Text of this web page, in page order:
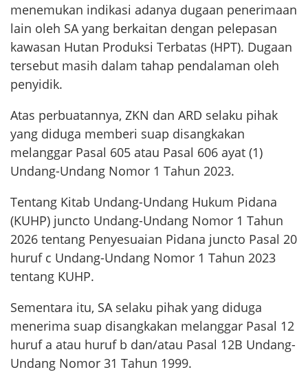
menemukan indikasi adanya dugaan penerimaan
lain oleh SA yang berkaitan dengan pelepasan
kawasan Hutan Produksi Terbatas (HPT). Dugaan
tersebut masih dalam tahap pendalaman oleh
penyidik.
Atas perbuatannya, ZKN dan ARD selaku pihak
yang diduga memberi suap disangkakan
melanggar Pasal 605 atau Pasal 606 ayat (1)
Undang-Undang Nomor 1 Tahun 2023.
Tentang Kitab Undang-Undang Hukum Pidana
(KUHP) juncto Undang-Undang Nomor 1 Tahun
2026 tentang Penyesuaian Pidana juncto Pasal 20
huruf c Undang-Undang Nomor 1 Tahun 2023
tentang KUHP.
Sementara itu, SA selaku pihak yang diduga
menerima suap disangkakan melanggar Pasal 12
huruf a atau huruf b dan/atau Pasal 12B Undang-
Undang Nomor 31 Tahun 1999.